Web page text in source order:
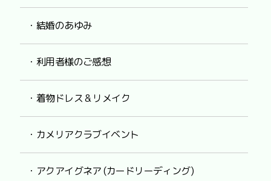
・結婚のあゆみ
・利用者様のご感想
・着物ドレス & リメイク
・カメリアクラブイベント
・アクアイグネア (カードリーディング)